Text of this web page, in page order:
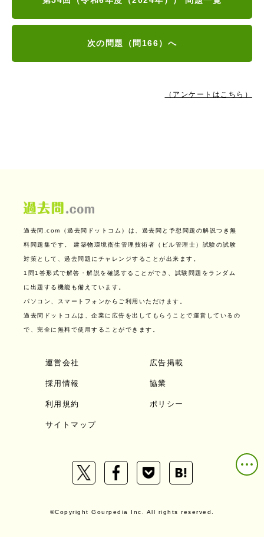
次の問題（問166）へ
（アンケートはこちら）
過去問.com（過去問ドットコム）は、過去問と予想問題の解説つき無
料問題集です。 建築物環境衛生管理技術者（ビル管理士）試験の試験
対策として、過去問題にチャレンジすることが出来ます。
1問1答形式で解答・解説を確認することができ、試験問題をランダム
に出題する機能も備えています。
パソコン、スマートフォンからご利用いただけます。
過去問ドットコムは、企業に広告を出してもらうことで運営しているの
で、完全に無料で使用することができます。
運営会社 広告掲載
採用情報 協業
利用規約 ポリシー
サイトマップ
©Copyright Gourpedia Inc. All rights reserved.